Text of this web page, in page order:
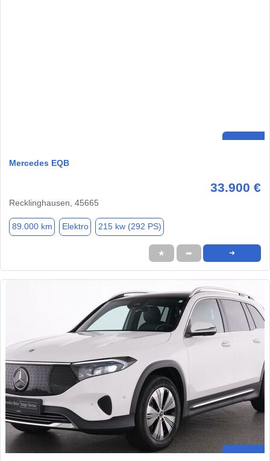
Mercedes EQB
33.900 €
Recklinghausen, 45665
89.000 km Elektro 215 kw (292 PS)
★ ➦ ➜